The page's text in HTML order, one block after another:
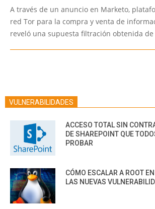
08-
A través de un anuncio en Marketo,
red Tor para la compra y venta de
reveló una supuesta filtración obtenida de
VULNERABILIDADES
ACCESO TOTAL SIN
DE SHAREPOINT QUE
PROBAR
CÓMO ESCALAR A ROOT
LAS NUEVAS